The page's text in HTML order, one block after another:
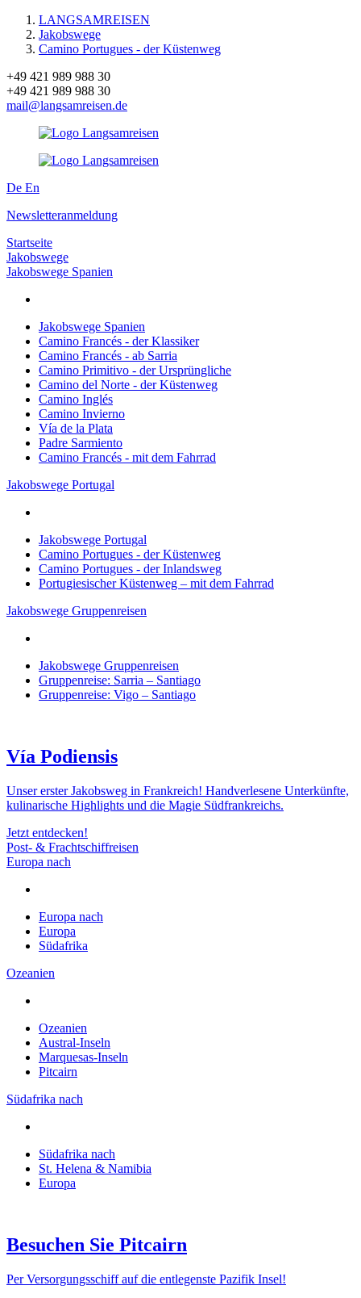
LANGSAMREISEN
Jakobswege
Camino Portugues - der Küstenweg
+49 421 989 988 30
+49 421 989 988 30
mail@langsamreisen.de
De En
Newsletteranmeldung
Startseite
Jakobswege
Jakobswege Spanien
Jakobswege Spanien
Camino Francés - der Klassiker
Camino Francés - ab Sarria
Camino Primitivo - der Ursprüngliche
Camino del Norte - der Küstenweg
Camino Inglés
Camino Invierno
Vía de la Plata
Padre Sarmiento
Camino Francés - mit dem Fahrrad
Jakobswege Portugal
Jakobswege Portugal
Camino Portugues - der Küstenweg
Camino Portugues - der Inlandsweg
Portugiesischer Küstenweg – mit dem Fahrrad
Jakobswege Gruppenreisen
Jakobswege Gruppenreisen
Gruppenreise: Sarria – Santiago
Gruppenreise: Vigo – Santiago
Vía Podiensis
Unser erster Jakobsweg in Frankreich! Handverlesene Unterkünfte,
kulinarische Highlights und die Magie Südfrankreichs.
Jetzt entdecken!
Post- & Frachtschiffreisen
Europa nach
Europa nach
Europa
Südafrika
Ozeanien
Ozeanien
Austral-Inseln
Marquesas-Inseln
Pitcairn
Südafrika nach
Südafrika nach
St. Helena & Namibia
Europa
Besuchen Sie Pitcairn
Per Versorgungsschiff auf die entlegenste Pazifik Insel!